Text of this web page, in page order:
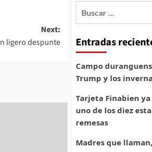
Next:
ligero despunte
Entradas
Campo
Trump y los
Tarjeta Finabien
uno de los diez
remesas
Madres que